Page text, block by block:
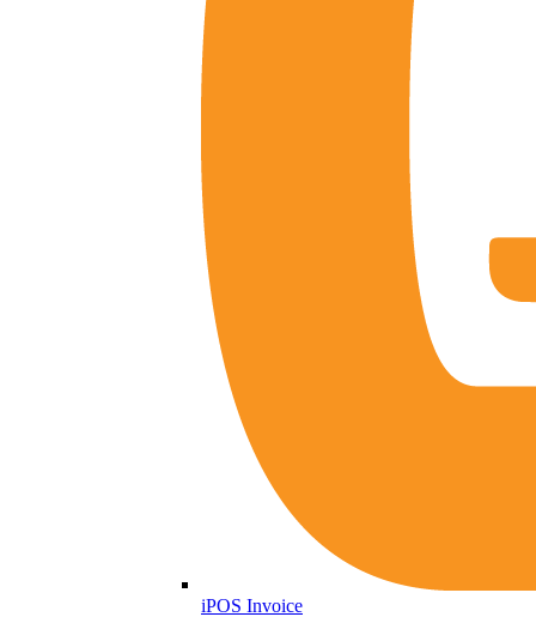
iPOS Invoice